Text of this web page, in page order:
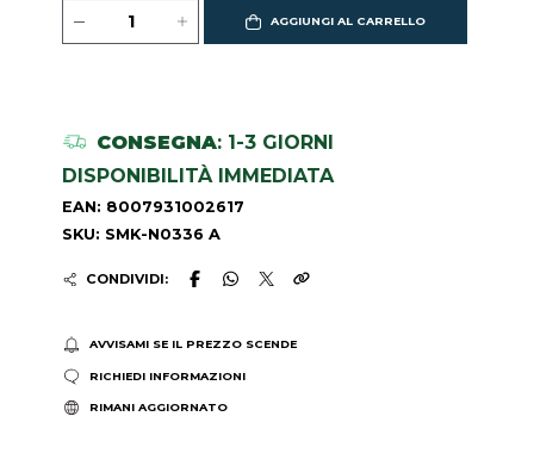
AGGIUNGI AL CARRELLO
CONSEGNA: 1-3 GIORNI
DISPONIBILITÀ IMMEDIATA
EAN: 8007931002617
SKU: SMK-N0336 A
CONDIVIDI:
AVVISAMI SE IL PREZZO SCENDE
RICHIEDI INFORMAZIONI
RIMANI AGGIORNATO